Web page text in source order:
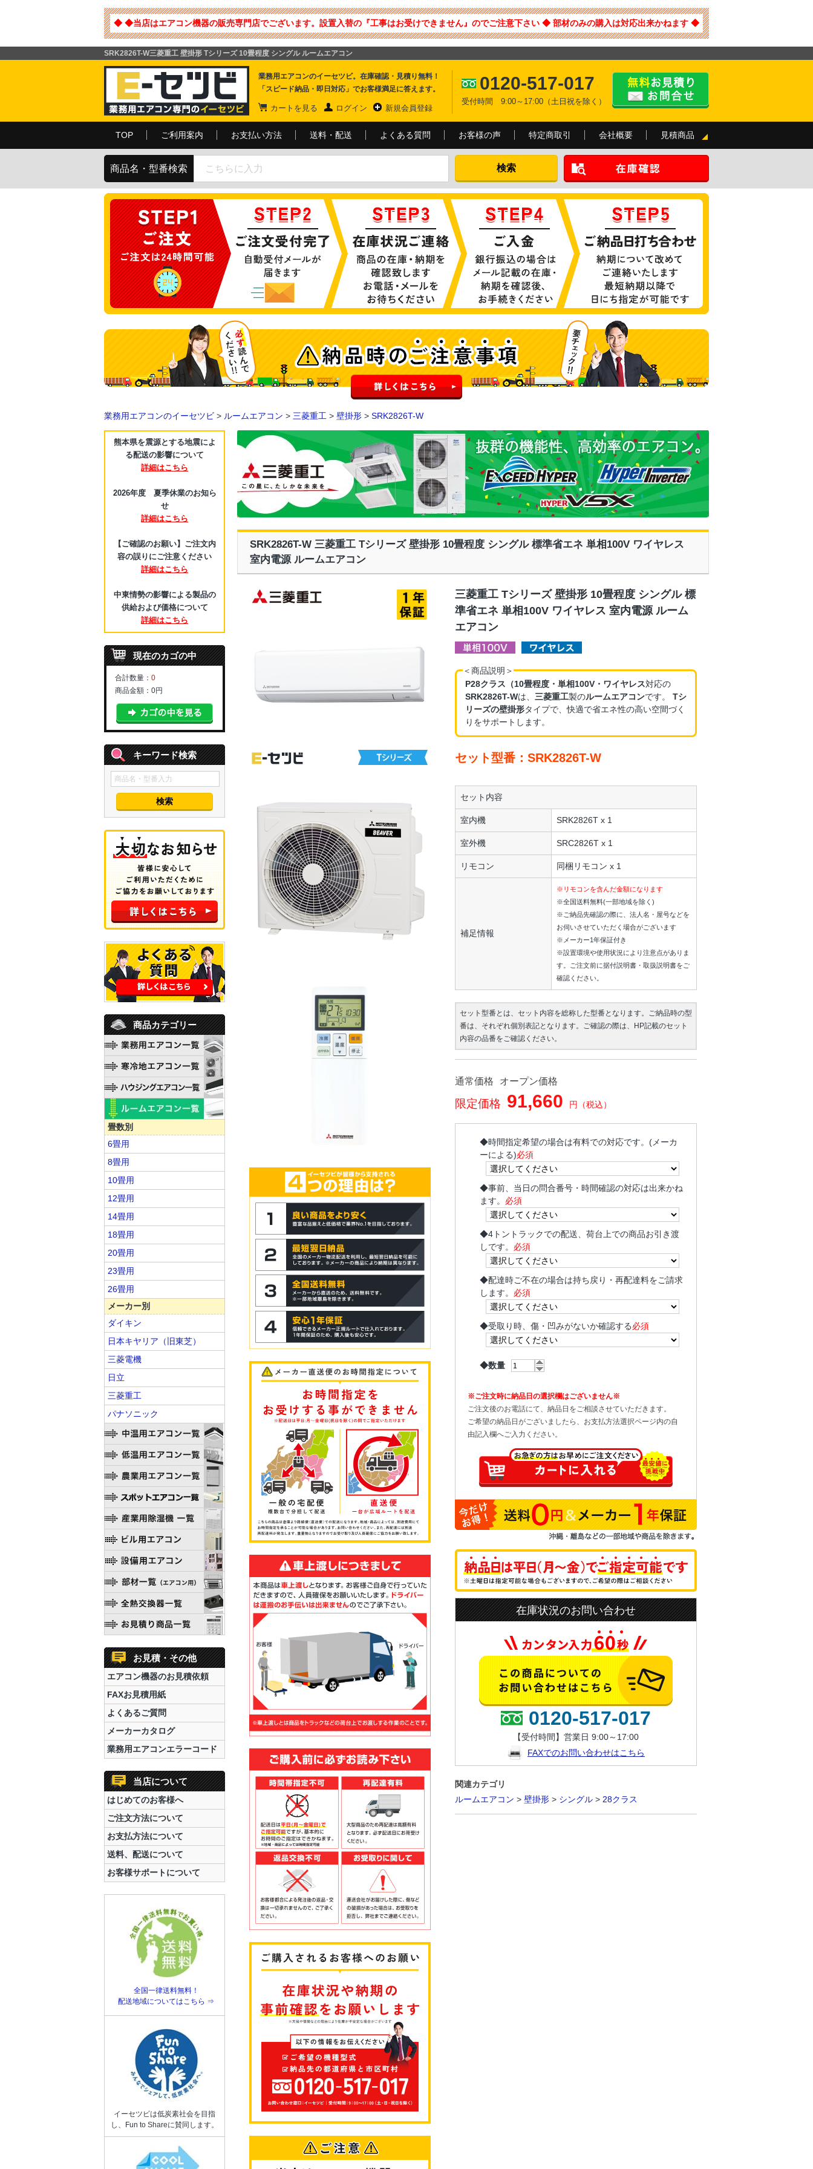
◆ ◆当店はエアコン機器の販売専門店でございます。設置入替の『工事はお受けできません』のでご注意下さい ◆ 部材のみの購入は対応出来かねます ◆
SRK2826T-W三菱重工 壁掛形 Tシリーズ 10畳程度 シングル ルームエアコン
業務用エアコンのイーセツビ。在庫確認・見積り無料！
「スピード納品・即日対応」でお客様満足に答えます。
カートを見る ログイン 新規会員登録
0120-517-017
受付時間 9:00～17:00（土日祝を除く）
TOP ご利用案内 お支払い方法 送料・配送 よくある質問 お客様の声 特定商取引 会社概要 見積商品
商品名・型番検索
業務用エアコンのイーセツビ > ルームエアコン > 三菱重工 > 壁掛形 > SRK2826T-W
SRK2826T-W 三菱重工 Tシリーズ 壁掛形 10畳程度 シングル 標準省エネ 単相100V ワイヤレス
室内電源 ルームエアコン
三菱重工 Tシリーズ 壁掛形 10畳程度 シングル 標
準省エネ 単相100V ワイヤレス 室内電源 ルーム
エアコン
＜商品説明＞
P28クラス（10畳程度・単相100V・ワイヤレス対応の
SRK2826T-Wは、 三菱重工製のルームエアコンです。 Tシ
リーズの壁掛形タイプで、快適で省エネ性の高い空間づく
りをサポートします。
セット型番：SRK2826T-W
セット内容
室内機 SRK2826T x 1
室外機 SRC2826T x 1
リモコン 同梱リモコン x 1
補足情報
※リモコンを含んだ金額になります
※全国送料無料(一部地域を除く)
※ご納品先確認の際に、法人名・屋号などを
お伺いさせていただく場合がございます
※メーカー1年保証付き
※設置環境や使用状況により注意点がありま
す。ご注文前に据付説明書・取扱説明書をご
確認ください。
セット型番とは、セット内容を総称した型番となります。ご納品時の型
番は、それぞれ個別表記となります。ご確認の際は、HP記載のセット
内容の品番をご確認ください。
通常価格 オープン価格
限定価格 91,660 円（税込）
◆時間指定希望の場合は有料での対応です。(メーカ
ーによる)必須
◆事前、当日の問合番号・時間確認の対応は出来かね
ます。 必須
◆4トントラックでの配送、荷台上での商品お引き渡
しです。 必須
◆配達時ご不在の場合は持ち戻り・再配達料をご請求
します。 必須
◆受取り時、傷・凹みがないか確認する必須
◆数量
※ご注文時に納品日の選択欄はございません※
ご注文後のお電話にて、納品日をご相談させていただきます。
ご希望の納品日がございましたら、お支払方法選択ページ内の自
由記入欄へご入力ください。
在庫状況のお問い合わせ
0120-517-017
【受付時間】営業日 9:00～17:00
FAXでのお問い合わせはこちら
関連カテゴリ
ルームエアコン > 壁掛形 > シングル > 28クラス
熊本県を震源とする地震によ
る配送の影響について
詳細はこちら
2026年度 夏季休業のお知ら
せ
詳細はこちら
【ご確認のお願い】ご注文内
容の誤りにご注意ください
詳細はこちら
中東情勢の影響による製品の
供給および価格について
詳細はこちら
現在のカゴの中
合計数量： 0
商品金額： 0円
キーワード検索
商品カテゴリー
畳数別
6畳用
8畳用
10畳用
12畳用
14畳用
18畳用
20畳用
23畳用
26畳用
メーカー別
ダイキン
日本キヤリア（旧東芝）
三菱電機
日立
三菱重工
パナソニック
お見積・その他
エアコン機器のお見積依頼
FAXお見積用紙
よくあるご質問
メーカーカタログ
業務用エアコンエラーコード
当店について
はじめてのお客様へ
ご注文方法について
お支払方法について
送料、配送について
お客様サポートについて
全国一律送料無料！
配送地域についてはこちら ⇒
イーセツビは低炭素社会を目指
し、Fun to Shareに賛同します。